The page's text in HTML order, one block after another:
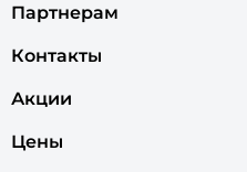
Партнерам
Контакты
Акции
Цены